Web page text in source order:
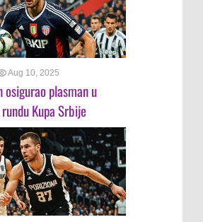
Aug 10, 2025
osigurao plasman u
Kupa Srbije